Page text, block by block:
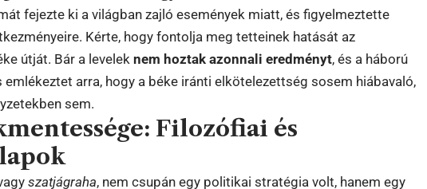
fejezte ki a világban zajló események miatt, és figyelmeztette
Kérte, hogy fontolja meg tetteinek hatását az
útját. Bár a leveleknem hoztak azonnali eredményt, és a háború
arra, hogy a béke iránti elkötelezettség sosem hiábavaló,
sem.
Filozófiai és
szatjágraha, nem csupán egy politikai stratégia volt, hanem egy